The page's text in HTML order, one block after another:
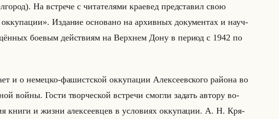
На встре­че с чи­та­те­ля­ми кра­евед пред­ста­вил свою
Из­да­ние ос­но­ва­но на ар­хив­ных до­ку­мен­тах и на­уч­
бо­евым действи­ям на Верх­нем Дону в пе­ри­од с 1942 по
и о немец­ко-фа­шист­ской ок­ку­па­ции Алек­се­ев­ско­го райо­на во
войны. Гости твор­че­ской встре­чи смог­ли за­дать ав­то­ру во­
книги и жизни алек­се­ев­цев в усло­ви­ях ок­ку­па­ции. А. Н. Кря­